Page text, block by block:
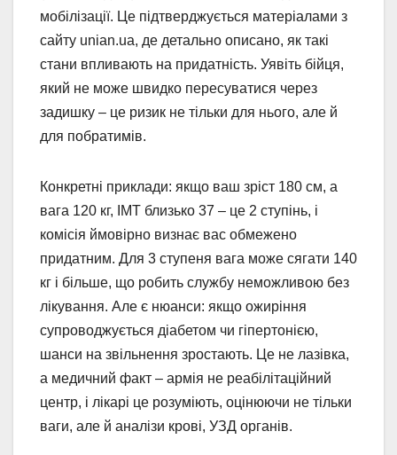
мобілізації. Це підтверджується матеріалами з
сайту unian.ua, де детально описано, як такі
стани впливають на придатність. Уявіть бійця,
який не може швидко пересуватися через
задишку – це ризик не тільки для нього, але й
для побратимів.
Конкретні приклади: якщо ваш зріст 180 см, а
вага 120 кг, ІМТ близько 37 – це 2 ступінь, і
комісія ймовірно визнає вас обмежено
придатним. Для 3 ступеня вага може сягати 140
кг і більше, що робить службу неможливою без
лікування. Але є нюанси: якщо ожиріння
супроводжується діабетом чи гіпертонією,
шанси на звільнення зростають. Це не лазівка,
а медичний факт – армія не реабілітаційний
центр, і лікарі це розуміють, оцінюючи не тільки
ваги, але й аналізи крові, УЗД органів.